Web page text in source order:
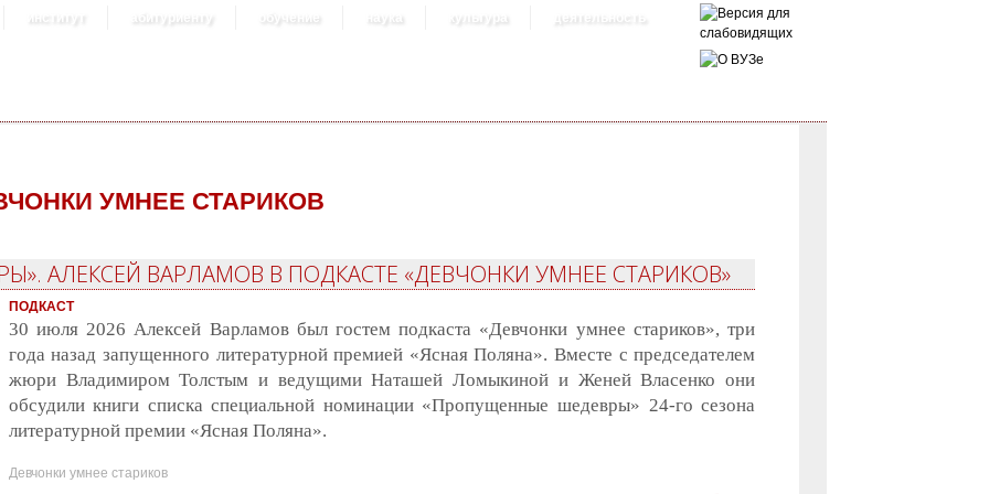
институт абитуриенту обучение наука культура деятельность
УМНЕЕ СТАРИКОВ
АЛЕКСЕЙ ВАРЛАМОВ В ПОДКАСТЕ «ДЕВЧОНКИ УМНЕЕ СТАРИКОВ»
ПОДКАСТ
30 июля 2026 Алексей Варламов был гостем подкаста «Девчонки умнее стариков», три
года назад запущенного литературной премией «Ясная Поляна». Вместе с председателем
жюри Владимиром Толстым и ведущими Наташей Ломыкиной и Женей Власенко они
обсудили книги списка специальной номинации «Пропущенные шедевры» 24-го сезона
литературной премии «Ясная Поляна».
Девчонки умнее стариков